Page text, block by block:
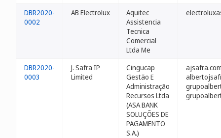
DBR2020-
0002
AB Electrolux
Aquitec
Assistencia
Tecnica
Comercial
Ltda Me
DBR2020-
0003
J. Safra IP
Limited
Cingucap
Gestão E
Administração
Recursos Ltda
(ASA BANK
SOLUÇÕES DE
PAGAMENTO
S.A.)